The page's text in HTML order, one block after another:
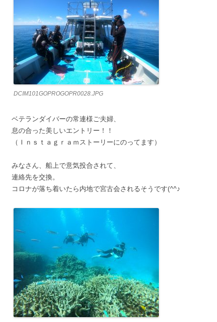
DCIM101GOPROGOPR0028.JPG
ベテランダイバーの常連様ご夫婦、
息の合った美しいエントリー！！
（Ｉｎｓｔａｇｒａｍストーリーにのってます）
みなさん、船上で意気投合されて、
連絡先を交換。
コロナが落ち着いたら内地で宮古会されるそうです(^^♪